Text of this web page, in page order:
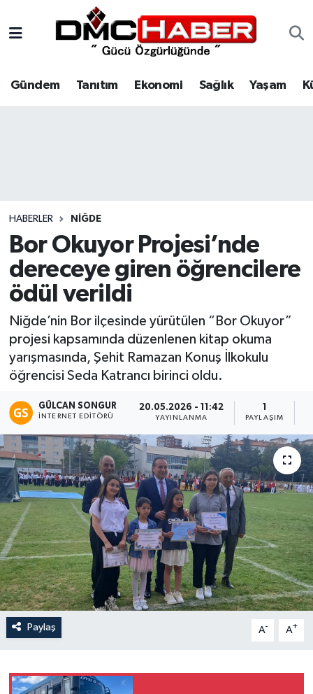
Gündem Tanıtım Ekonomi Sağlık Yaşam
HABERLER NIĞDE
Bor Okuyor Projesi’nde
dereceye giren öğrencilere
ödül verildi
Niğde’nin Bor ilçesinde yürütülen “Bor Okuyor”
projesi kapsamında düzenlenen kitap okuma
yarışmasında, Şehit Ramazan Konuş İlkokulu
öğrencisi Seda Katrancı birinci oldu.
GÜLCAN SONGUR
İNTERNET EDITÖRÜ
20.05.2026 - 11:42
YAYINLANMA PAYLAŞIM
Paylaş A- A+
Tanıtım
Spor
Siyaset
Eğitim
Teknoloji
Asayiş
Resmi İlan
Nöbetçi Eczaneler
Hava Durumu
Haber Arşivi